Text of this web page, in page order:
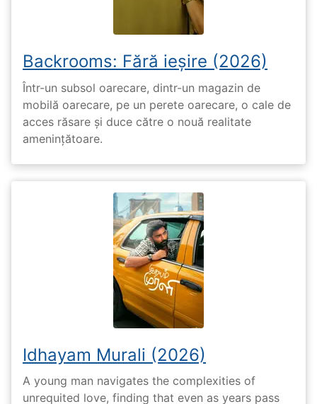
Backrooms: Fără ieșire (2026)
Într-un subsol oarecare, dintr-un magazin de
mobilă oarecare, pe un perete oarecare, o cale de
acces răsare și duce către o nouă realitate
amenințătoare.
Idhayam Murali (2026)
A young man navigates the complexities of
unrequited love, finding that even as years pass